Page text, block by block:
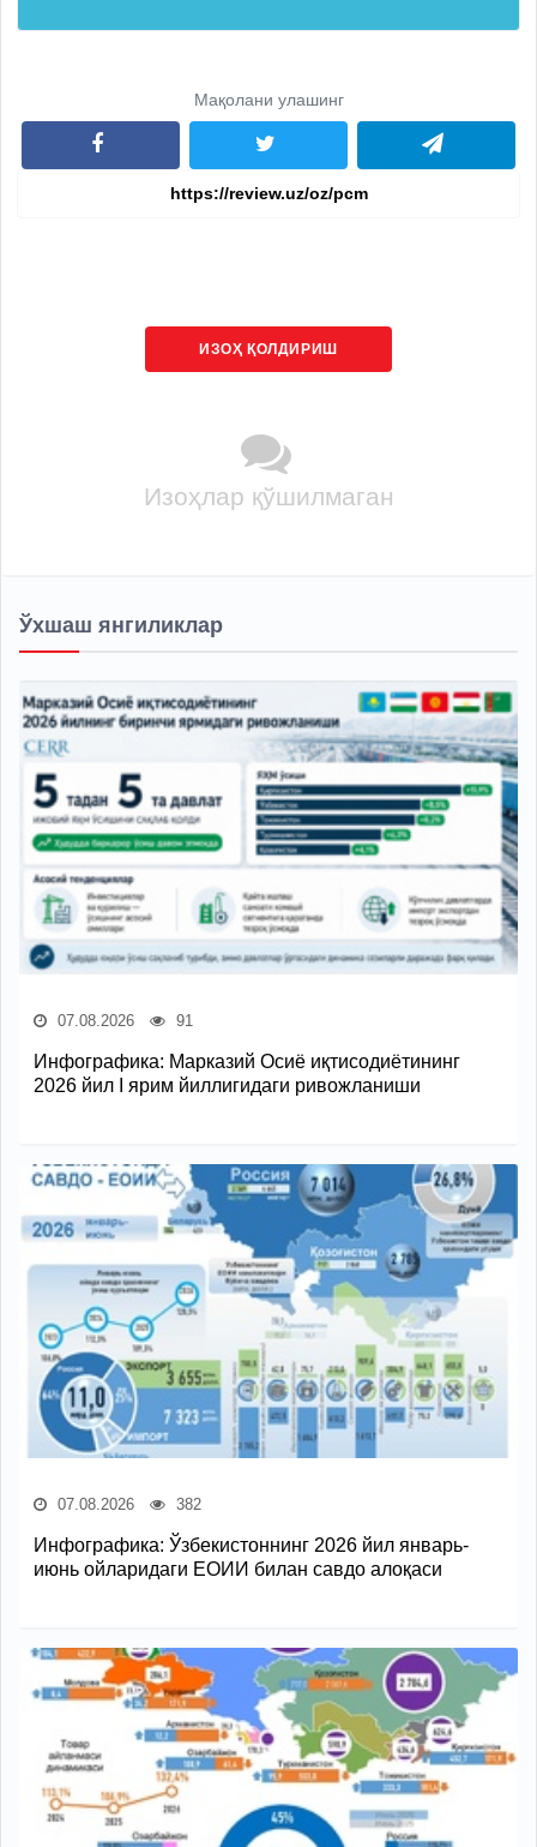
Мақолани улашинг
ИЗОҲ ҚОЛДИРИШ
Изоҳлар қўшилмаган
Ўхшаш янгиликлар
07.08.2026 91
Инфографика: Марказий Осиё иқтисодиётининг
2026 йил I ярим йиллигидаги ривожланиши
07.08.2026 382
Инфографика: Ўзбекистоннинг 2026 йил январь-
июнь ойларидаги ЕОИИ билан савдо алоқаси